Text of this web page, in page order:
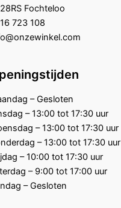
Fochteloo
723 108
– Gesloten
– 13:00 tot 17:30 uur
– 13:00 tot 17:30 uur
– 13:00 tot 17:30 uur
– 10:00 tot 17:30 uur
– 9:00 tot 17:00 uur
– Gesloten